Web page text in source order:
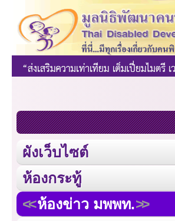
ผังเว็บไซต์
ห้องกระทู้
ห้องข่าว มพพท.